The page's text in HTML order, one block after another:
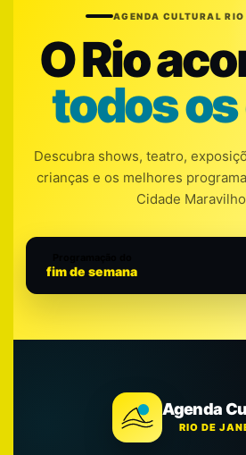
AGENDA CULTURAL
O Rio
todos
Descubra shows, teatro,
crianças e os melhores
Cidade
fim de semana
Agenda
RIO DE